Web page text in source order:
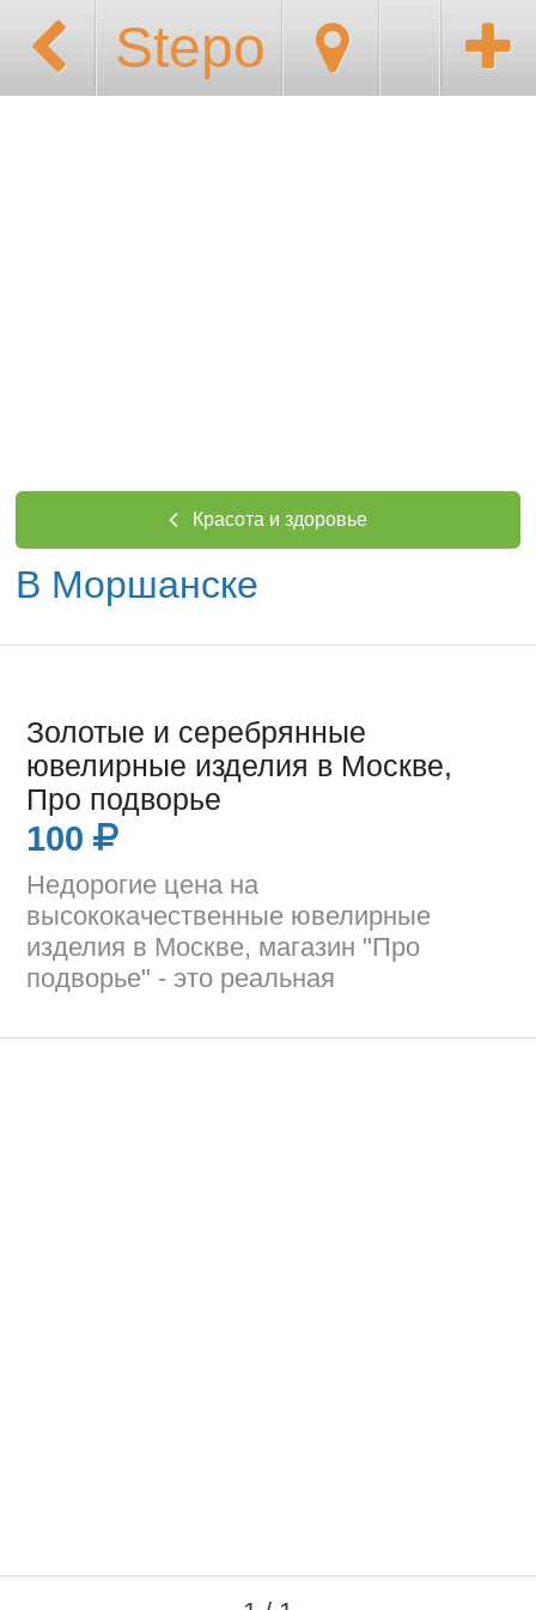
Stepo
Красота и здоровье
В Моршанске
Золотые и серебрянные
ювелирные изделия в Москве,
Про подворье
100
Недорогие цена на
высококачественные ювелирные
изделия в Москве, магазин "Про
подворье" - это реальная